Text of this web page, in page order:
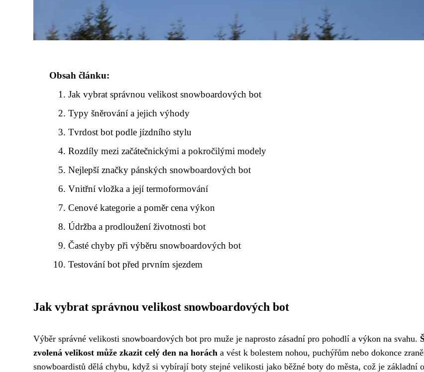
Obsah článku:
Jak vybrat správnou velikost snowboardových bot
Typy šněrování a jejich výhody
Tvrdost bot podle jízdního stylu
Rozdíly mezi začátečnickými a pokročilými modely
Nejlepší značky pánských snowboardových bot
Vnitřní vložka a její termoformování
Cenové kategorie a poměr cena výkon
Údržba a prodloužení životnosti bot
Časté chyby při výběru snowboardových bot
Testování bot před prvním sjezdem
Jak vybrat správnou velikost snowboardových bot
Výběr správné velikosti snowboardových bot pro muže je naprosto zásadní pro pohodlí a výkon na svahu.
zvolená velikost může zkazit celý den na horách a vést k bolestem nohou, puchýřům nebo dokonce
snowboardistů dělá chybu, když si vybírají boty stejné velikosti jako běžné boty do města, což je základní